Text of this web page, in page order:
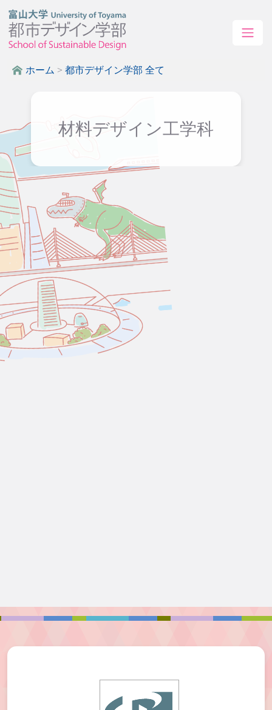
ホーム > 都市デザイン学部 全て
材料デザイン工学科